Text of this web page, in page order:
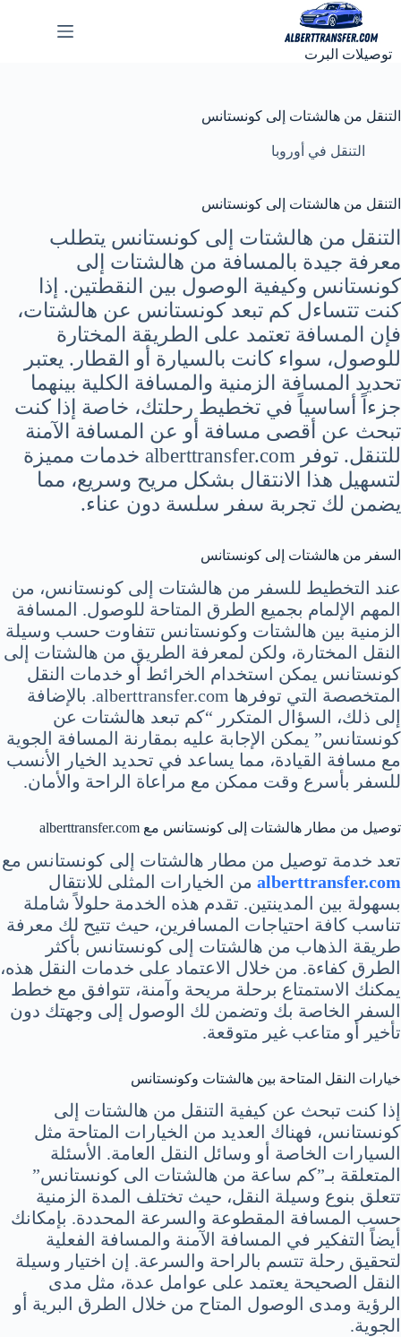
المحتوى
توصيلات البرت
التنقل من هالشتات إلى كونستانس
التنقل في أوروبا
التنقل من هالشتات إلى كونستانس
التنقل من هالشتات إلى كونستانس يتطلب
معرفة جيدة بالمسافة من هالشتات إلى
كونستانس وكيفية الوصول بين النقطتين. إذا
كنت تتساءل كم تبعد كونستانس عن هالشتات،
فإن المسافة تعتمد على الطريقة المختارة
للوصول، سواء كانت بالسيارة أو القطار. يعتبر
تحديد المسافة الزمنية والمسافة الكلية بينهما
جزءاً أساسياً في تخطيط رحلتك، خاصة إذا كنت
تبحث عن أقصى مسافة أو عن المسافة الآمنة
للتنقل. توفر alberttransfer.com خدمات مميزة
لتسهيل هذا الانتقال بشكل مريح وسريع، مما
يضمن لك تجربة سفر سلسة دون عناء.
السفر من هالشتات إلى كونستانس
عند التخطيط للسفر من هالشتات إلى كونستانس، من
المهم الإلمام بجميع الطرق المتاحة للوصول. المسافة
الزمنية بين هالشتات وكونستانس تتفاوت حسب وسيلة
النقل المختارة، ولكن لمعرفة الطريق من هالشتات إلى
كونستانس يمكن استخدام الخرائط أو خدمات النقل
المتخصصة التي توفرها alberttransfer.com. بالإضافة
إلى ذلك، السؤال المتكرر “كم تبعد هالشتات عن
كونستانس” يمكن الإجابة عليه بمقارنة المسافة الجوية
مع مسافة القيادة، مما يساعد في تحديد الخيار الأنسب
للسفر بأسرع وقت ممكن مع مراعاة الراحة والأمان.
توصيل من مطار هالشتات إلى كونستانس مع alberttransfer.com
تعد خدمة توصيل من مطار هالشتات إلى كونستانس مع
alberttransfer.com من الخيارات المثلى للانتقال
بسهولة بين المدينتين. تقدم هذه الخدمة حلولاً شاملة
تناسب كافة احتياجات المسافرين، حيث تتيح لك معرفة
طريقة الذهاب من هالشتات إلى كونستانس بأكثر
الطرق كفاءة. من خلال الاعتماد على خدمات النقل هذه،
يمكنك الاستمتاع برحلة مريحة وآمنة، تتوافق مع خطط
السفر الخاصة بك وتضمن لك الوصول إلى وجهتك دون
تأخير أو متاعب غير متوقعة.
خيارات النقل المتاحة بين هالشتات وكونستانس
إذا كنت تبحث عن كيفية التنقل من هالشتات إلى
كونستانس، فهناك العديد من الخيارات المتاحة مثل
السيارات الخاصة أو وسائل النقل العامة. الأسئلة
المتعلقة بـ”كم ساعة من هالشتات الى كونستانس”
تتعلق بنوع وسيلة النقل، حيث تختلف المدة الزمنية
حسب المسافة المقطوعة والسرعة المحددة. بإمكانك
أيضاً التفكير في المسافة الآمنة والمسافة الفعلية
لتحقيق رحلة تتسم بالراحة والسرعة. إن اختيار وسيلة
النقل الصحيحة يعتمد على عوامل عدة، مثل مدى
الرؤية ومدى الوصول المتاح من خلال الطرق البرية أو
الجوية.